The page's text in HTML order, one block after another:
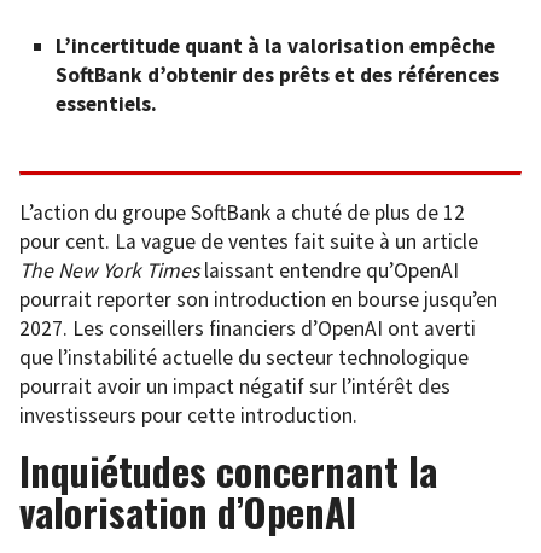
L’incertitude quant à la valorisation empêche
SoftBank d’obtenir des prêts et des références
essentiels.
L’action du groupe SoftBank a chuté de plus de 12
pour cent. La vague de ventes fait suite à un article
The New York Timeslaissant entendre qu’OpenAI
pourrait reporter son introduction en bourse jusqu’en
2027. Les conseillers financiers d’OpenAI ont averti
que l’instabilité actuelle du secteur technologique
pourrait avoir un impact négatif sur l’intérêt des
investisseurs pour cette introduction.
Inquiétudes concernant la
valorisation d’OpenAI